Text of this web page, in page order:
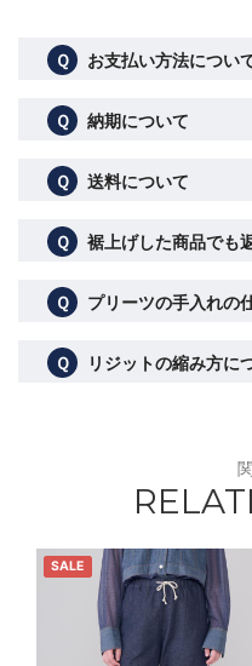
Ｑ お支払い方法につい
Ｑ 納期について
Ｑ 送料について
Ｑ 裾上げした商品でも
Ｑ プリーツの手入れの
Ｑ リジットの縮み方に
SALE